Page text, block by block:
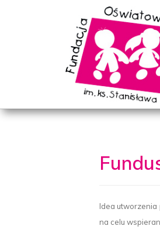
Idea utworzenia
na celu